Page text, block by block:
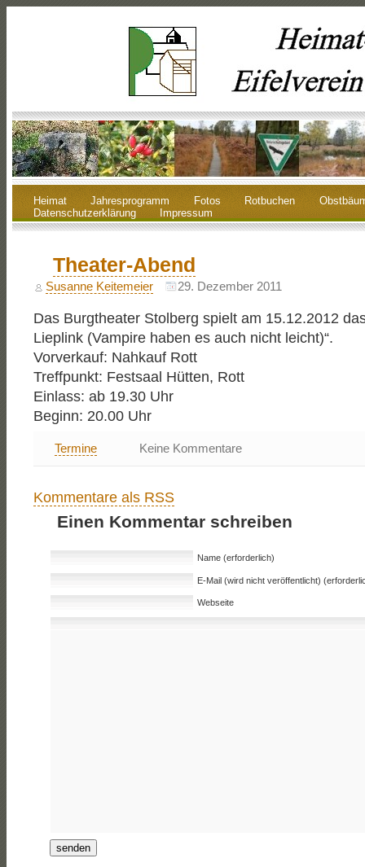
Heimat Jahresprogramm Fotos Rotbuchen
Datenschutzerklärung
Impressum
Theater-Abend
Susanne Keitemeier 29. Dezember 2011
Das Burgtheater Stolberg spielt am 15.12.2012
Lieplink (Vampire haben es auch nicht leicht)“.
Vorverkauf: Nahkauf Rott
Treffpunkt: Festsaal Hütten, Rott
Einlass: ab 19.30 Uhr
Beginn: 20.00 Uhr
Termine Keine Kommentare
Kommentare als RSS
Einen Kommentar schreiben
Name (erforderlich)
E-Mail (wird nicht veröffentlicht)
Webseite